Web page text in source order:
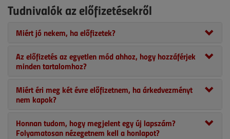
Tudnivalók az előfizetésekről
Miért jó nekem, ha előfizetek?
Az előfizetés az egyetlen mód ahhoz, hogy hozzáférjek
minden tartalomhoz?
Miért éri meg két évre előfizetnem, ha árkedvezményt
nem kapok?
Honnan tudom, hogy megjelent egy új lapszám?
Folyamatosan nézegetnem kell a honlapot?